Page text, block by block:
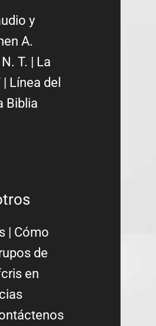
y
A.
T.
La
Línea del
Biblia
| Cómo
de
en